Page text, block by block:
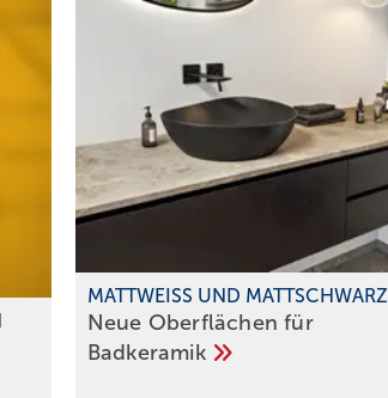
MATTWEISS UND MATTSCHWARZ
Neue Oberflächen für
Badkeramik